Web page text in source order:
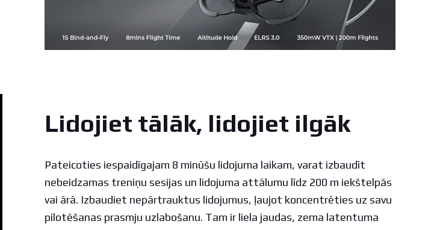
Lidojiet tālāk, lidojiet ilgāk
Pateicoties iespaidīgajam 8 minūšu lidojuma laikam, varat izbaudīt
nebeidzamas treniņu sesijas un lidojuma attālumu līdz 200 m iekštelpās
vai ārā. Izbaudiet nepārtrauktus lidojumus, ļaujot koncentrēties uz savu
pilotēšanas prasmju uzlabošanu. Tam ir liela jaudas, zema latentuma